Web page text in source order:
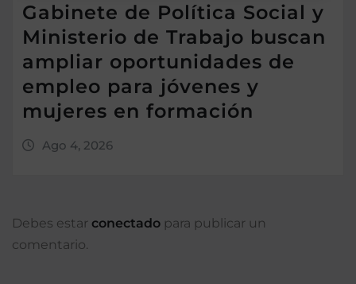
Gabinete de Política Social y
Ministerio de Trabajo buscan
ampliar oportunidades de
empleo para jóvenes y
mujeres en formación
Ago 4, 2026
Debes estar conectado para publicar un
comentario.